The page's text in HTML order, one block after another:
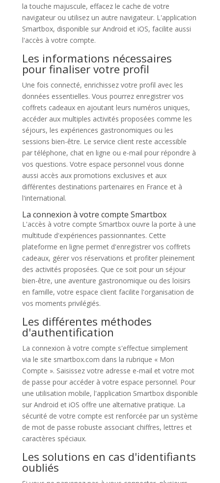
la touche majuscule, effacez le cache de votre
navigateur ou utilisez un autre navigateur. L'application
Smartbox, disponible sur Android et iOS, facilite aussi
l'accès à votre compte.
Les informations nécessaires
pour finaliser votre profil
Une fois connecté, enrichissez votre profil avec les
données essentielles. Vous pourrez enregistrer vos
coffrets cadeaux en ajoutant leurs numéros uniques,
accéder aux multiples activités proposées comme les
séjours, les expériences gastronomiques ou les
sessions bien-être. Le service client reste accessible
par téléphone, chat en ligne ou e-mail pour répondre à
vos questions. Votre espace personnel vous donne
aussi accès aux promotions exclusives et aux
différentes destinations partenaires en France et à
l'international.
La connexion à votre compte Smartbox
L'accès à votre compte Smartbox ouvre la porte à une
multitude d'expériences passionnantes. Cette
plateforme en ligne permet d'enregistrer vos coffrets
cadeaux, gérer vos réservations et profiter pleinement
des activités proposées. Que ce soit pour un séjour
bien-être, une aventure gastronomique ou des loisirs
en famille, votre espace client facilite l'organisation de
vos moments privilégiés.
Les différentes méthodes
d'authentification
La connexion à votre compte s'effectue simplement
via le site smartbox.com dans la rubrique « Mon
Compte ». Saisissez votre adresse e-mail et votre mot
de passe pour accéder à votre espace personnel. Pour
une utilisation mobile, l'application Smartbox disponible
sur Android et iOS offre une alternative pratique. La
sécurité de votre compte est renforcée par un système
de mot de passe robuste associant chiffres, lettres et
caractères spéciaux.
Les solutions en cas d'identifiants
oubliés